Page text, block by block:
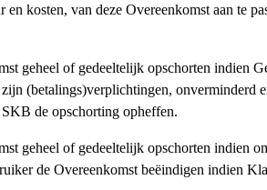
en kosten, van deze Overeenkomst aan te
geheel of gedeeltelijk opschorten
(betalings)verplichtingen,
de opschorting opheffen.
geheel of gedeeltelijk opschorten indien
de Overeenkomst beëindigen indien